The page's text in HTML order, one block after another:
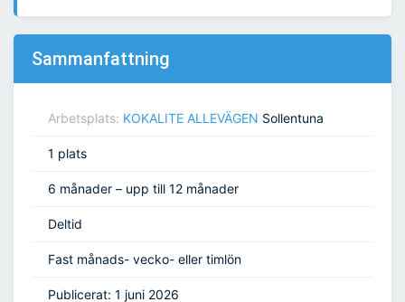
Sammanfattning
Arbetsplats: KOKALITE ALLEVÄGEN Sollentuna
1 plats
6 månader – upp till 12 månader
Deltid
Fast månads- vecko- eller timlön
Publicerat: 1 juni 2026